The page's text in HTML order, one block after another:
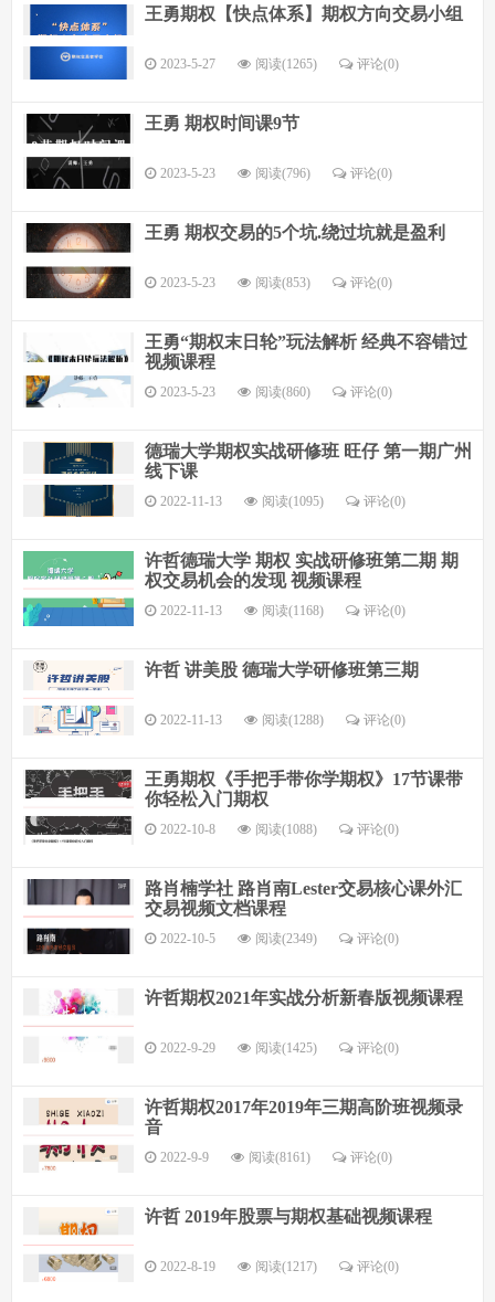
王勇期权【快点体系】期权方向交易小组
2023-5-27 阅读(1265) 评论(0)
王勇 期权时间课9节
2023-5-23 阅读(796) 评论(0)
王勇 期权交易的5个坑.绕过坑就是盈利
2023-5-23 阅读(853) 评论(0)
王勇“期权末日轮”玩法解析 经典不容错过
视频课程
2023-5-23 阅读(860) 评论(0)
德瑞大学期权实战研修班 旺仔 第一期广州
线下课
2022-11-13 阅读(1095) 评论(0)
许哲德瑞大学 期权 实战研修班第二期 期
权交易机会的发现 视频课程
2022-11-13 阅读(1168) 评论(0)
许哲 讲美股 德瑞大学研修班第三期
2022-11-13 阅读(1288) 评论(0)
王勇期权《手把手带你学期权》17节课带
你轻松入门期权
2022-10-8 阅读(1088) 评论(0)
路肖楠学社 路肖南Lester交易核心课外汇
交易视频文档课程
2022-10-5 阅读(2349) 评论(0)
许哲期权2021年实战分析新春版视频课程
2022-9-29 阅读(1425) 评论(0)
许哲期权2017年2019年三期高阶班视频录
音
2022-9-9 阅读(8161) 评论(0)
许哲 2019年股票与期权基础视频课程
2022-8-19 阅读(1217) 评论(0)